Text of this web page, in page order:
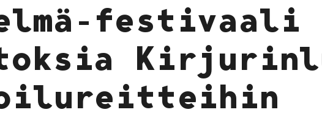
festivaali